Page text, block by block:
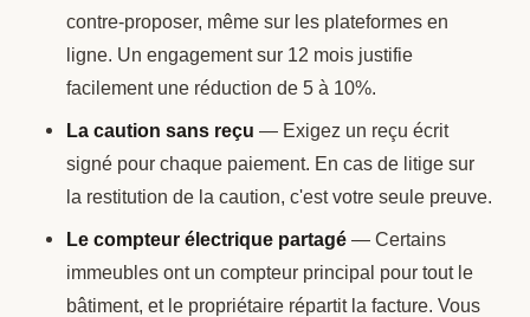
contre-proposer, même sur les plateformes en
ligne. Un engagement sur 12 mois justifie
facilement une réduction de 5 à 10%.
La caution sans reçu — Exigez un reçu écrit
signé pour chaque paiement. En cas de litige sur
la restitution de la caution, c'est votre seule preuve.
Le compteur électrique partagé — Certains
immeubles ont un compteur principal pour tout le
bâtiment, et le propriétaire répartit la facture. Vous